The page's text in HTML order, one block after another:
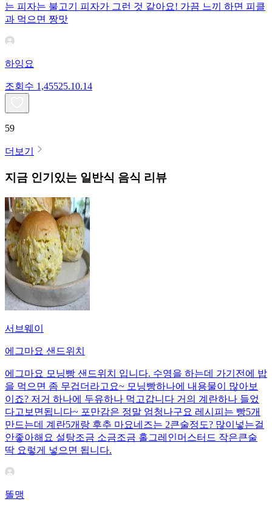
는 피자는 불고기 피자가 그런 것 같아요! 가끔 느끼 하면 피클
과 먹으면 짱맛
하잉요
조회수 1,45525.10.14
59
더보기
지금 인기있는 일반식 음식 리뷰
서브웨이
에그마요 샌드위치
에그마요 모닝빵 샌드위치 입니다. 수영을 하는데 가기전에 밥
을 먹으면 좀 무겁더라고요~ 모닝빵하나에 내용물이 많아보
이죠? 저거 하나에 두유하나 먹고갑니다 거의 계란하나 들었
다고보면됩니다~ 포만감은 정말 엄청나구요 레시피는 빵5개
만드는데 계란5개랑 후추 마요네즈는 2큰술정도? 많이넣는걸
안좋아해요 설탕조금 소금조금 홀그레인머스터드 작은큰술
딱 요렇게 넣으면 됩니다.
똘맹